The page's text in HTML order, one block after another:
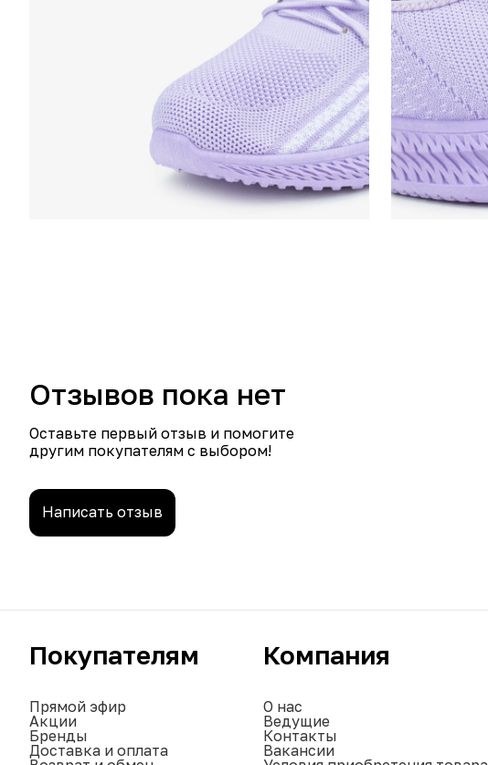
Отзывов пока нет
Оставьте первый отзыв и помогите
другим покупателям с выбором!
Написать отзыв
Покупателям
Прямой эфир
Акции
Бренды
Доставка и оплата
Компания
О нас
Ведущие
Контакты
Вакансии